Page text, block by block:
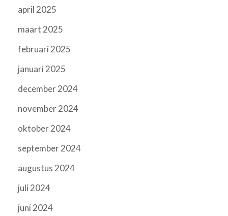
april 2025
maart 2025
februari 2025
januari 2025
december 2024
november 2024
oktober 2024
september 2024
augustus 2024
juli 2024
juni 2024